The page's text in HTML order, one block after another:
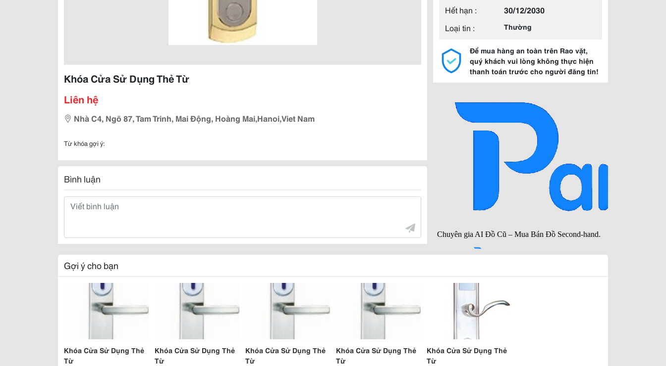
Khóa Cửa Sử Dụng Thẻ Từ
Liên hệ
Nhà C4, Ngõ 87, Tam Trinh, Mai Động, Hoàng Mai,Hanoi,Viet Nam
Từ khóa gợi ý:
Bình luận
Hết hạn :
30/12/2030
Loại tin :
Thường
Để mua hàng an toàn trên Rao vặt,
quý khách vui lòng không thực hiện
thanh toán trước cho người đăng tin!
Gợi ý cho bạn
Khóa Cửa Sử Dụng Thẻ
Từ
Khóa Cửa Sử Dụng Thẻ
Từ
Khóa Cửa Sử Dụng Thẻ
Từ
Khóa Cửa Sử Dụng Thẻ
Từ
Khóa Cửa Sử Dụng Thẻ
Từ